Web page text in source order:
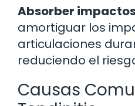
Absorber
amortiguar los
articulaciones
reduciendo el
Causas